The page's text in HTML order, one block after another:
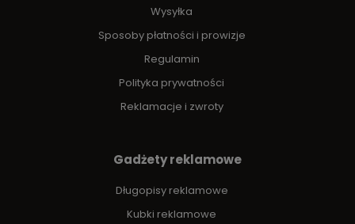
Wysyłka
Sposoby płatności i prowizje
Regulamin
Polityka prywatności
Reklamacje i zwroty
Gadżety reklamowe
Długopisy reklamowe
Kubki reklamowe